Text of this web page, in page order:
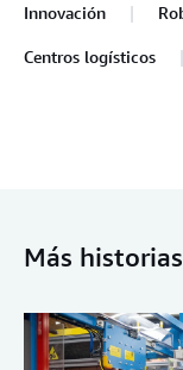
Innovación
Centros logísticos
Más historias